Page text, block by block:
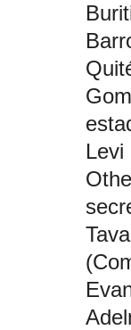
Levi